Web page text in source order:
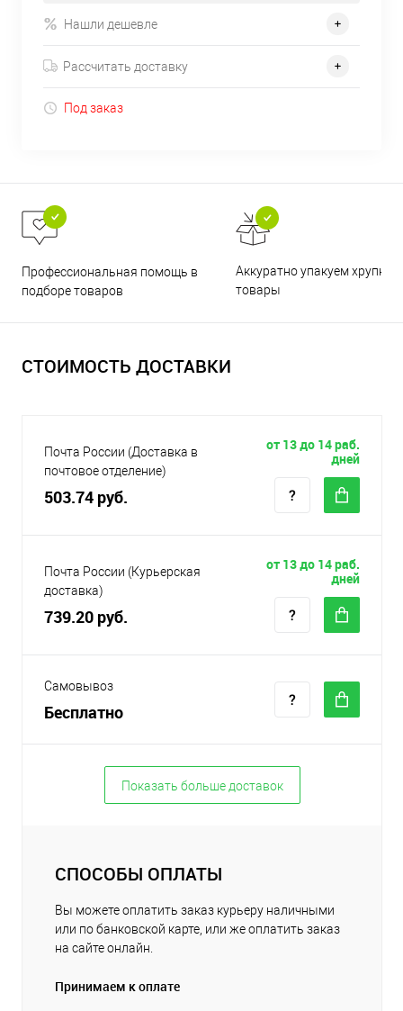
Нашли дешевле
Рассчитать доставку
Под заказ
Профессиональная помощь в
подборе товаров
Аккуратно упакуем хрупкие
товары
СТОИМОСТЬ ДОСТАВКИ
Почта России (Доставка в
почтовое отделение)
503.74 руб.
от 13 до 14 раб.
дней
Почта России (Курьерская
доставка)
739.20 руб.
от 13 до 14 раб.
дней
Самовывоз
Бесплатно
Показать больше доставок
СПОСОБЫ ОПЛАТЫ
Вы можете оплатить заказ курьеру наличными
или по банковской карте, или же оплатить заказ
на сайте онлайн.
Принимаем к оплате